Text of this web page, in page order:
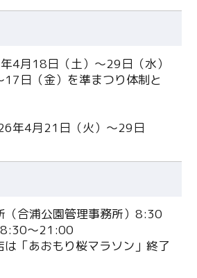
4月18日（土）～29日（水）
日（金）を準まつり体制と
年4月21日（火）～29日
（合浦公園管理事務所）8:30
～21:00
「あおもり桜マラソン」終了